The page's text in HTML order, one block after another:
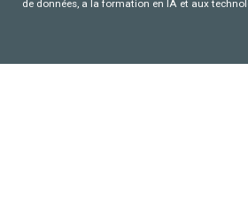
de données, a la formation en IA et aux